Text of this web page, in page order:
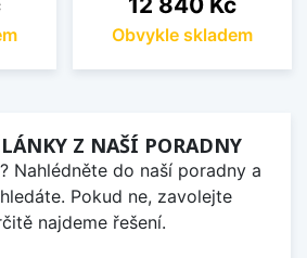
Obvykle skladem
Z NAŠÍ PORADNY
Nahlédněte do naší poradny a
Pokud ne, zavolejte
najdeme řešení.